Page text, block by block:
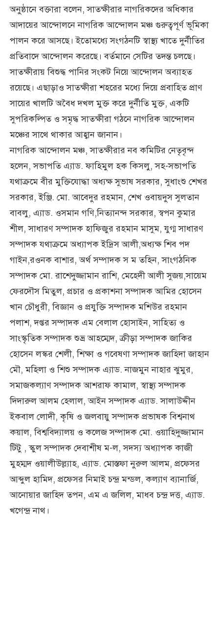
অনুষ্ঠানে বক্তারা বলেন, সাতক্ষীরার নাগরিকদের অধিকার
আদায়ের আন্দোলনে নাগরিক আন্দোলন মঞ্চ গুরুত্বপূর্ণ ভূমিকা
পালন করে আসছে। ইতোমধ্যে সংগঠনটি স্বাস্থ্য খাতে দুর্নীতির
প্রতিবাদে আন্দোলন করেছে। বর্তমানে সেটির তদন্ত চলছে।
সাতক্ষীরায় বিশুদ্ধ পানির সংকট নিয়ে আন্দোলন অব্যাহত
রয়েছে। এছাড়াও সাতক্ষীরা শহরের মধ্যে দিয়ে প্রবাহিত প্রাণ
সায়ের খালটি অবৈধ দখল মুক্ত করে দুর্নীতি মুক্ত, একটি
সুপরিকল্পিত ও সমৃদ্ধ সাতক্ষীরা গঠনে নাগরিক আন্দোলন
মঞ্চের সাথে থাকার আহ্বান জানান।
নাগরিক আন্দোলন মঞ্চ, সাতক্ষীরার নব কমিটির নেতৃবৃন্দ
হলেন, সভাপতি এ্যাড. ফাহিমুল হক কিসলু, সহ-সভাপতি
যথাক্রমে বীর মুক্তিযোদ্ধা অধ্যক্ষ সুভাষ সরকার, সুধাংশু শেখর
সরকার, ইঞ্জি. মো. আবেদুর রহমান, শেখ ওবায়দুস সুলতান
বাবলু, এ্যাড. ওসমান গণি,নিত্যানন্দ সরকার, স্বপন কুমার
শীল, সাধারণ সম্পাদক হাফিজুর রহমান মাসুম, যুগ্ম সাধারণ
সম্পাদক যথাক্রমে অধ্যাপক ইদ্রিস আলী,অধ্যক্ষ শিব পদ
গাইন,রওনক বাশার, অর্থ সম্পাদক স ম তহিন, সাংগঠনিক
সম্পাদক মো. রাশেদুজ্জামান রাশি, মেহেদী আলী সুজয়,সায়েম
ফেরদৌস মিতুল, প্রচার ও প্রকাশনা সম্পাদক আমির হোসেন
খান চৌধুরী, বিজ্ঞান ও প্রযুক্তি সম্পাদক মশিউর রহমান
পলাশ, দপ্তর সম্পাদক এম বেলাল হোসাইন, সাহিত্য ও
সাংস্কৃতিক সম্পাদক শুভ্র আহম্মেদ, ক্রীড়া সম্পাদক জাকির
হোসেন লস্কর শেলী, শিক্ষা ও গবেষণা সম্পাদক জাহিদা জাহান
মৌ, মহিলা ও শিশু সম্পাদক এ্যাড. নাজমুন নাহার ঝুমুর,
সমাজকল্যাণ সম্পাদক আশরাফ কামাল, স্বাস্থ্য সম্পাদক
দিদারুল আলম হেলাল, আইন সম্পাদক এ্যাড. সালাউদ্দীন
ইকবাল লোদী, কৃষি ও জলবায়ু সম্পাদক প্রভাষক বিশ্বনাথ
কয়াল, বিশ্ববিদ্যালয় ও কলেজ সম্পাদক মো. ওয়াহিদুজ্জামান
টিটু , স্কুল সম্পাদক দেবাশীষ ম-ল, সদস্য অধ্যাপক কাজী
মুহম্মদ ওয়ালীউল্ল্যাহ, এ্যাড. মোস্তফা নুরুল আলম, প্রফেসর
আব্দুল হামিদ, প্রফেসর নিমাই চন্দ্র মন্ডল, কল্যাণ ব্যানার্জি,
আনোয়ার জাহিদ তপন, এম এ জলিল, মাধব চন্দ্র দত্ত, এ্যাড.
খগেন্দ্র নাথ।